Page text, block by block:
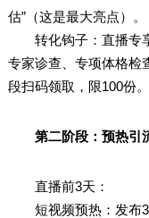
估”（这是最大亮点）。
转化钩子：直播专享
专家诊查、专项体格检
段扫码领取，限100份
第二阶段：预热
直播前3天：
短视频预热：发布3